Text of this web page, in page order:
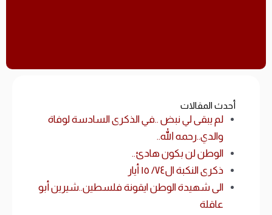
أحدث المقالات
لم يبقى لي نبض ..في الذكرى السادسة لوفاة
والدي..رحمه الله..
الوطن لن بكون هادئ..
ذكرى النكبة ال٧٤/ ١٥ أيار
الى شهيدة الوطن ايقونة فلسطين..شيرين أبو
عاقلة